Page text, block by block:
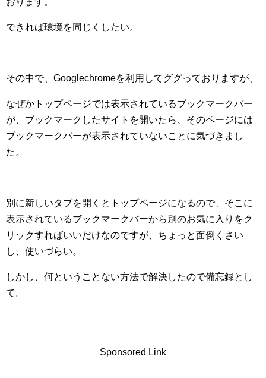
できれば環境を同じくしたい。
その中で、Googlechromeを利用してググっておりますが、
なぜかトップページでは表示されているブックマークバー
が、ブックマークしたサイトを開いたら、そのページには
ブックマークバーが表示されていないことに気づきまし
た。
別に新しいタブを開くとトップページになるので、そこに
表示されているブックマークバーから別のお気に入りをク
リックすればいいだけなのですが、ちょっと面倒くさい
し、使いづらい。
しかし、何ということない方法で解決したので備忘録とし
て。
Sponsored Link